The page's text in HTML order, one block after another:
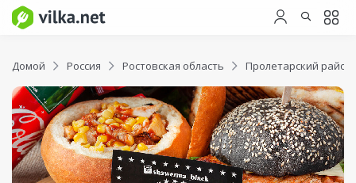
Домой Россия Ростовская область Пролетарский район